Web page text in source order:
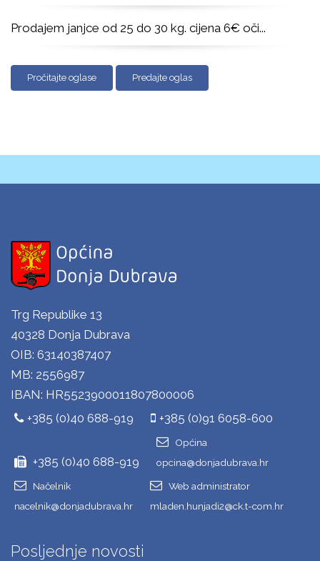
Prodajem janjce od 25 do 30 kg. cijena 6€ oči...
Pročitajte oglase Predajte oglas
Trg Republike 13
40328 Donja Dubrava
OIB: 63140387407
MB: 2556987
IBAN: HR5523900011807800006
+385 (0)40 688-919
+385 (0)91 6058-600
+385 (0)40 688-919
Općina
opcina@donjadubrava.hr
Načelnik
nacelnik@donjadubrava.hr
Web administrator
mladen.hunjadi2@ck.t-com.hr
Posljednje novosti